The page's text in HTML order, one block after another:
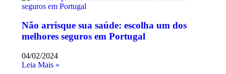
Não arrisque sua saúde: escolha um dos
melhores seguros em Portugal
04/02/2024
Leia Mais »